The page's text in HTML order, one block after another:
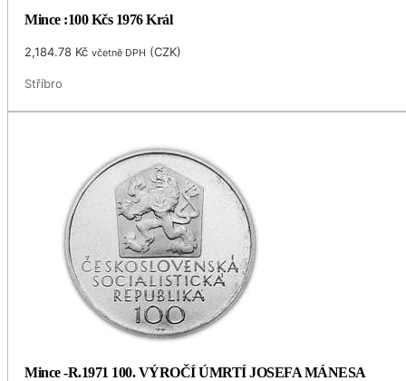
Mince :100 Kčs 1976 Král
2,184.78 Kč včetně DPH (CZK)
Stříbro
Mince -R.1971 100. VÝROČÍ ÚMRTÍ JOSEFA MÁNESA